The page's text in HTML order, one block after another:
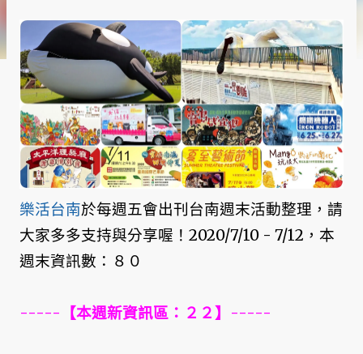
樂活台南於每週五會出刊台南週末活動整理，請
大家多多支持與分享喔！2020/7/10 - 7/12，本
週末資訊數：８０
-----【本週新資訊區：２２】-----